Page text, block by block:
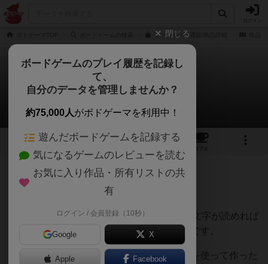
ミツカルタの通販/商品詳細
ミツカルタ
遊ぶOTチャンネルさんのレビュー
6 3 7
カフェ
90名 1名 0 4年以上前
対象年齢6歳なので小学1年生くらいです。文字が読めれば
年長さんくらいかでもできる人がいるかもです。
単語を作る戦略がいくつかあり、ある文字を使って作った
閉じる
ボードゲームのプレイ履歴を記録し
て、
自分のデータを管理しませんか？
約75,000人がボドゲーマを利用中！
遊んだボードゲームを記録する
気になるゲームのレビューを読む
お気に入り作品・所有リストの共
有
ログイン / 会員登録（10秒）
Google X
Apple Facebook